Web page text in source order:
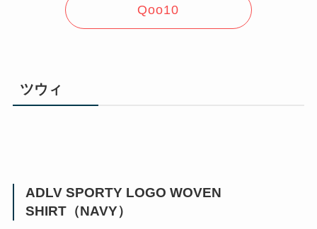
Qoo10
ツウィ
ADLV SPORTY LOGO WOVEN
SHIRT（NAVY）